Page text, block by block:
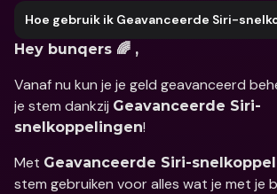
Hoe gebruik ik Geavanceerde Siri-
Hey bunqers 🌈 ,
Vanaf nu kun je je geld geavanceerd
je stem dankzij Geavanceerde Siri-
snelkoppelingen!
Met Geavanceerde Siri-
stem gebruiken voor alles wat je met je